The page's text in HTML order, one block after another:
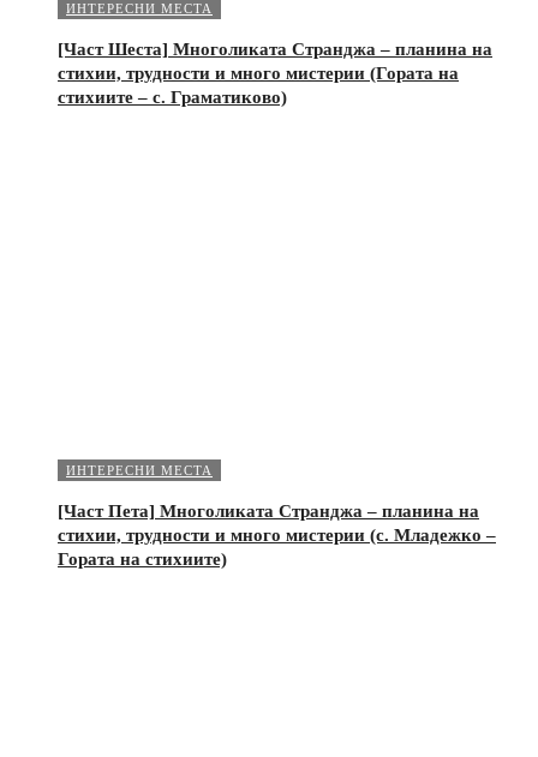
ИНТЕРЕСНИ МЕСТА
[Част Шеста] Многоликата Странджа – планина на
стихии, трудности и много мистерии (Гората на
стихиите – с. Граматиково)
ИНТЕРЕСНИ МЕСТА
[Част Пета] Многоликата Странджа – планина на
стихии, трудности и много мистерии (с. Младежко –
Гората на стихиите)